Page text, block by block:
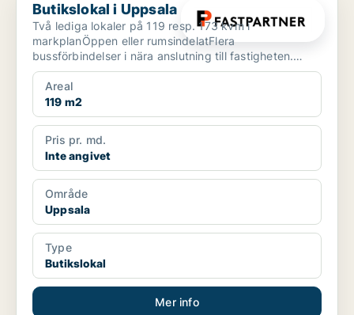
Butikslokal i Uppsala
Två lediga lokaler på 119 resp. 173 kvm i
markplanÖppen eller rumsindelatFlera
bussförbindelser i nära anslutning till fastigheten.
Centralstationen ligger c...
Areal
119 m2
Pris pr. md.
Inte angivet
Område
Uppsala
Type
Butikslokal
Mer info